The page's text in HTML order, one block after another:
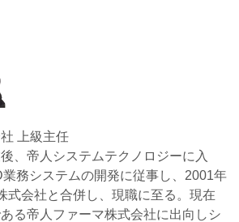
上級主任
、帝人システムテクノロジーに入
務システムの開発に従事し、2001年
式会社と合併し、現職に至る。現在
る帝人ファーマ株式会社に出向しシ